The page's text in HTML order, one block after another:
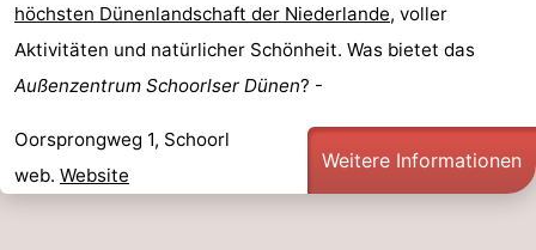
höchsten Dünenlandschaft der Niederlande, voller
Aktivitäten und natürlicher Schönheit. Was bietet das
Außenzentrum Schoorlser Dünen? -
Oorsprongweg 1, Schoorl
web. Website
Weitere Informationen